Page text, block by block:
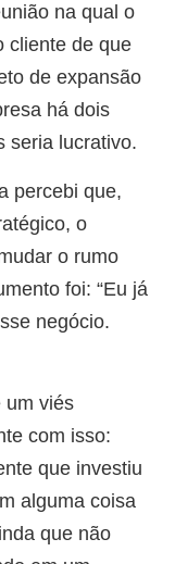
na qual o
cliente de que
de expansão
há dois
seria lucrativo.
percebi que,
o
o rumo
foi: “Eu já
negócio.
um viés
com isso:
que investiu
alguma coisa
que não